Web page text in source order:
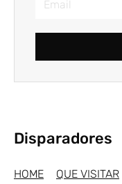
Disparadores
HOME QUE VISITAR